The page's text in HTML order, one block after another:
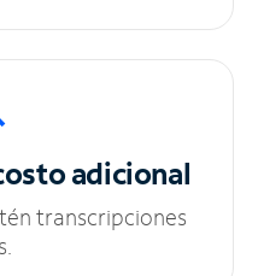
adicional
transcripciones